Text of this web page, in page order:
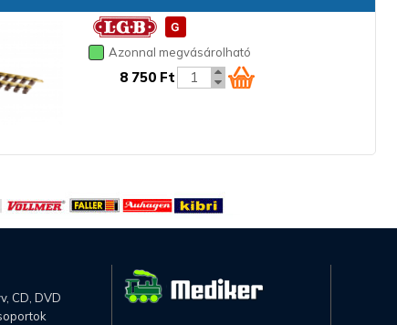
Azonnal megvásárolható
8 750 Ft
CD, DVD